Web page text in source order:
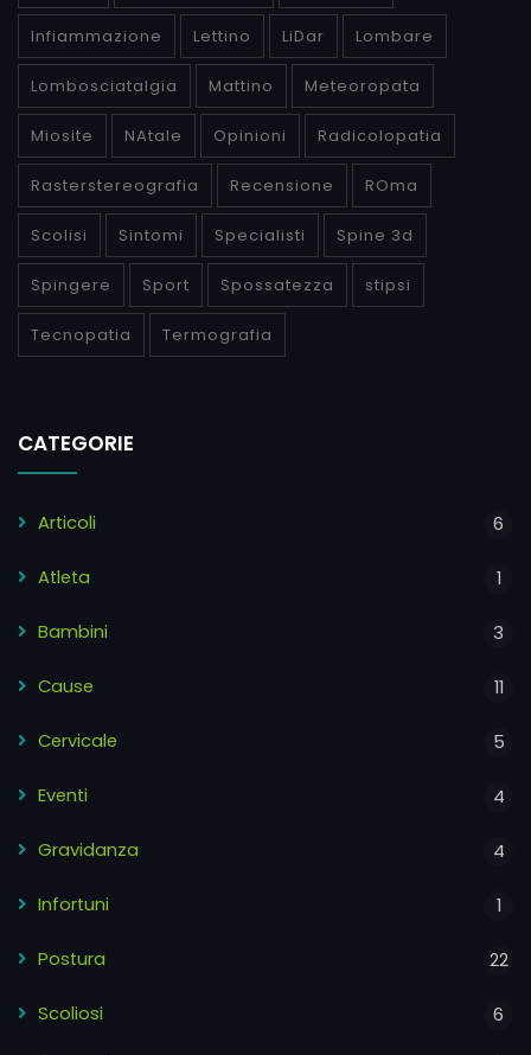
Infiammazione Lettino LiDar Lombare
Lombosciatalgia Mattino Meteoropata
Miosite NAtale Opinioni Radicolopatia
Rasterstereografia Recensione ROma
Scolisi Sintomi Specialisti Spine 3d
Spingere Sport Spossatezza stipsi
Tecnopatia Termografia
CATEGORIE
Articoli 6
Atleta 1
Bambini 3
Cause 11
Cervicale 5
Eventi 4
Gravidanza 4
Infortuni 1
Postura 22
Scoliosi 6